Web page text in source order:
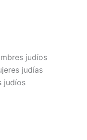
judíos
judías
judíos